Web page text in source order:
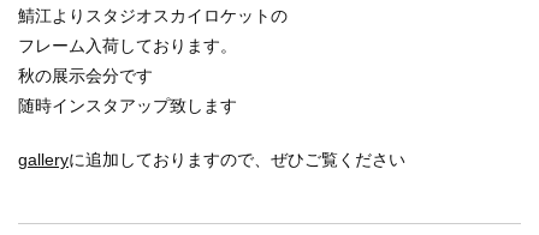
鯖江よりスタジオスカイロケットの
フレーム入荷しております。
秋の展示会分です
随時インスタアップ致します
galleryに追加しておりますので、ぜひご覧ください